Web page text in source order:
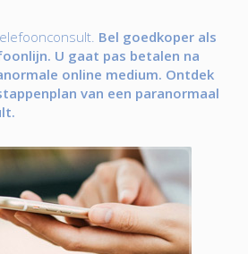
Bel goedkoper als
U gaat pas betalen na
online medium. Ontdek
van een paranormaal